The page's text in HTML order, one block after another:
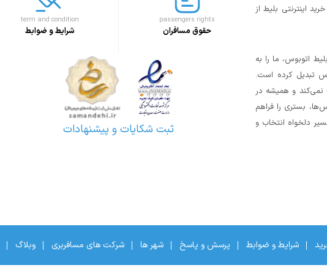
اینترنتی بلیط از
و سادگی تهیه بلیط اتوبوس، ما را به
تبدیل کرده است.
نمی‌کند و همیشه در
بستری را فراهم
دلخواه انتخاب و
passengers rights
حقوق مسافران
term and condition
شرایط و ضوابط
ثبت شکایات و پیشنهادات
شرایط و ضوابط پرسش و پاسخ شهر ها شرکت های مسافربری وبلاگ